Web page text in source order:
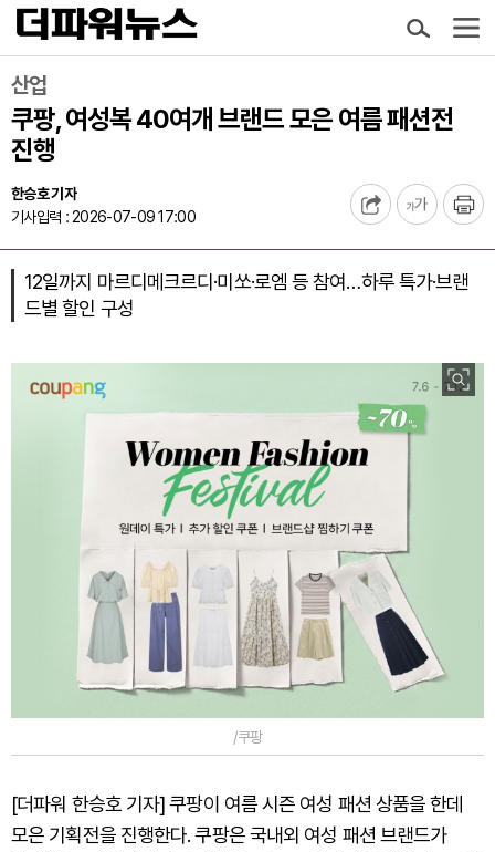
산업
쿠팡, 여성복 40여개 브랜드 모은 여름 패션전
진행
한승호 기자
기사입력 : 2026-07-09 17:00
12일까지 마르디메크르디·미쏘·로엠 등 참여…하루 특가·브랜
드별 할인 구성
/쿠팡
[더파워 한승호 기자] 쿠팡이 여름 시즌 여성 패션 상품을 한데
모은 기획전을 진행한다. 쿠팡은 국내외 여성 패션 브랜드가